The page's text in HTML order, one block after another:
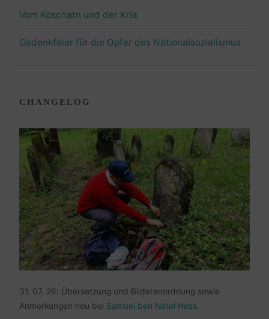
Vom Koschatn und der Kria
Gedenkfeier für die Opfer des Nationalsozialismus
CHANGELOG
31. 07. 26: Übersetzung und Bilderanordnung sowie
Anmerkungen neu bei Samuel ben Natel Hess